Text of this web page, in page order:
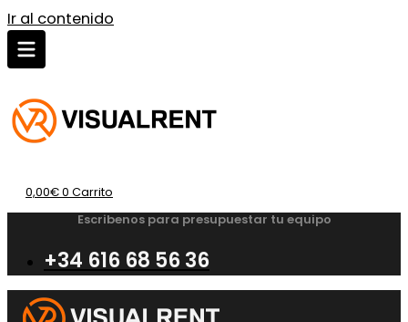
Ir al contenido
0,00€0 Carrito
Escribenos para presupuestar tu equipo
+34 616 68 56 36